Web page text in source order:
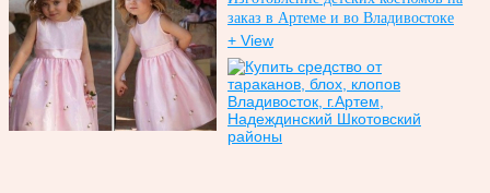
заказ в Артеме и во Владивостоке
+ View